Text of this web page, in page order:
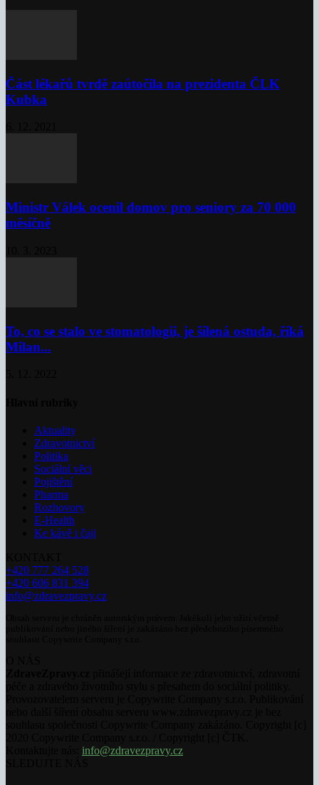
Část lékařů tvrdě zaútočila na prezidenta ČLK
Kubka
Ministr Válek ocenil domov pro seniory za 70 000
měsíčně
To, co se stalo ve stomatologii, je šílená ostuda, říká
Milan...
Aktuality
Zdravotnictví
Politika
Sociální věci
Pojištění
Pharma
Rozhovory
E-Health
Ke kávě i čaji
+420 777 264 528
+420 606 831 394
info@zdravezpravy.cz
info@zdravezpravy.cz